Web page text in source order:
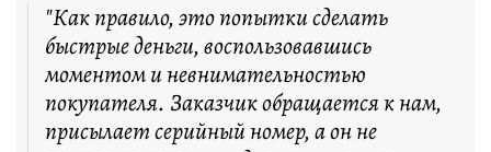
"Как правило, это попытки сделать
быстрые деньги, воспользовавшись
моментом и невнимательностью
покупателя. Заказчик обращается к нам,
присылает серийный номер, а он не